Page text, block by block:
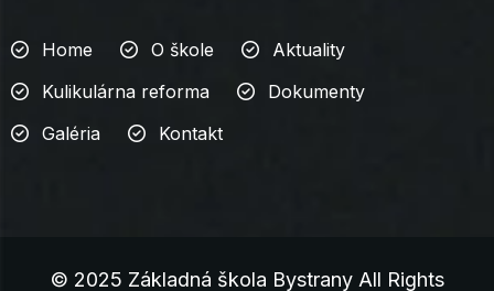
Home O škole
Aktuality
Kulikulárna reforma
Dokumenty
Galéria
Kontakt
© 2025 Základná škola Bystrany All Rights